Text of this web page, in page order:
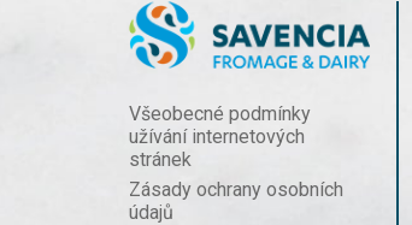
Všeobecné podmínky
užívání internetových
stránek
Zásady ochrany osobních
údajů